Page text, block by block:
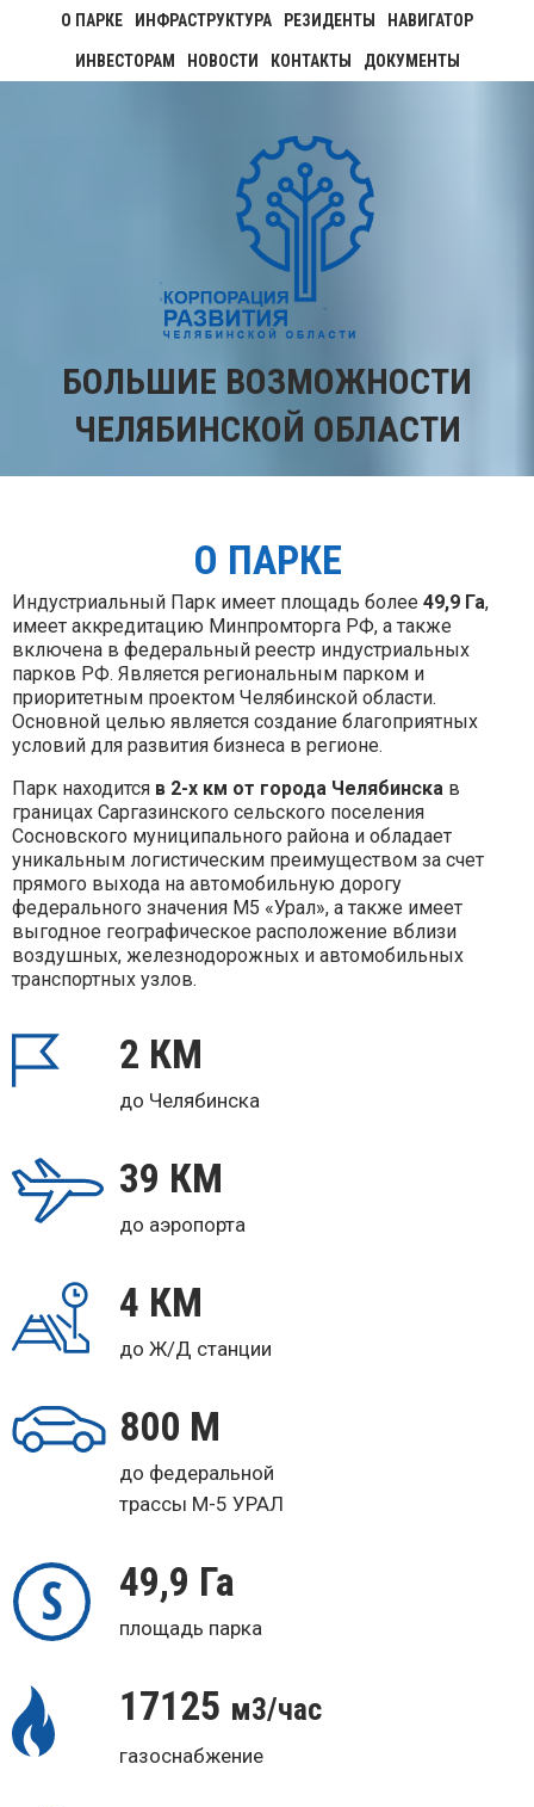
О ПАРКЕ ИНФРАСТРУКТУРА РЕЗИДЕНТЫ НАВИГАТОР
ИНВЕСТОРАМ НОВОСТИ КОНТАКТЫ ДОКУМЕНТЫ
БОЛЬШИЕ ВОЗМОЖНОСТИ
ЧЕЛЯБИНСКОЙ ОБЛАСТИ
О ПАРКЕ
Индустриальный Парк имеет площадь более 49,9 Га,
имеет аккредитацию Минпромторга РФ, а также
включена в федеральный реестр индустриальных
парков РФ. Является региональным парком и
приоритетным проектом Челябинской области.
Основной целью является создание благоприятных
условий для развития бизнеса в регионе.
Парк находится в 2-х км от города Челябинска в
границах Саргазинского сельского поселения
Сосновского муниципального района и обладает
уникальным логистическим преимуществом за счет
прямого выхода на автомобильную дорогу
федерального значения М5 «Урал», а также имеет
выгодное географическое расположение вблизи
воздушных, железнодорожных и автомобильных
транспортных узлов.
2 КМ
до Челябинска
39 КМ
до аэропорта
4 КМ
до Ж/Д станции
800 М
до федеральной
трассы М-5 УРАЛ
49,9 Га
площадь парка
17125 м3/час
газоснабжение